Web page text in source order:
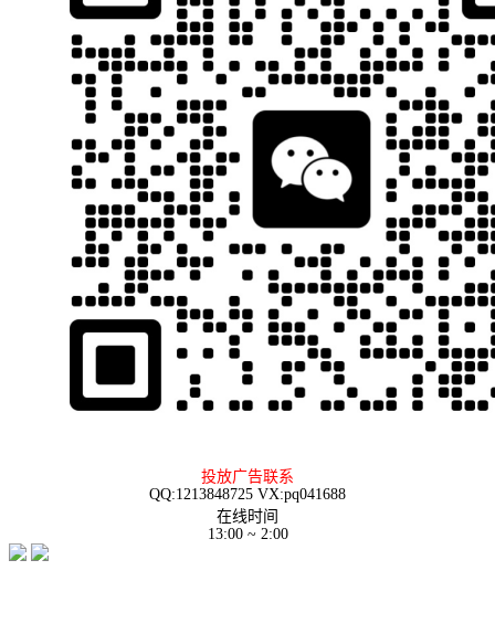
投放广告联系
QQ:1213848725 VX:pq041688
在线时间
13:00 ~ 2:00